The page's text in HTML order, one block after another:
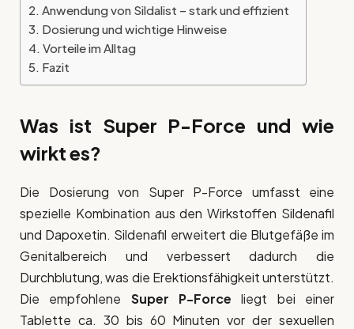
Anwendung von Sildalist – stark und effizient
Dosierung und wichtige Hinweise
Vorteile im Alltag
Fazit
Was ist Super P-Force und wie
wirkt es?
Die Dosierung von Super P-Force umfasst eine
spezielle Kombination aus den Wirkstoffen Sildenafil
und Dapoxetin. Sildenafil erweitert die Blutgefäße im
Genitalbereich und verbessert dadurch die
Durchblutung, was die Erektionsfähigkeit unterstützt.
Die empfohlene Super P-Force liegt bei einer
Tablette ca. 30 bis 60 Minuten vor der sexuellen